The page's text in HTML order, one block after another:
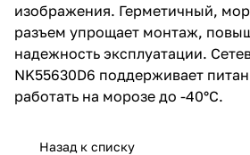
изображения. Герметичный,
разъем упрощает монтаж,
надежность эксплуатации.
NK55630D6 поддерживает
работать на морозе до -40°C.
Назад к списку